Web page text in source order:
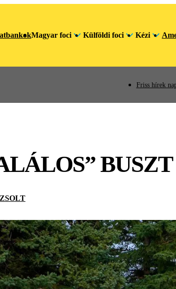
Magyar foci Külföldi foci Kézi
Friss hírek